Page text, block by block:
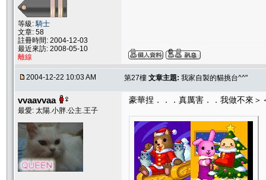
等級:騎士
文章: 58
註冊時間: 2004-12-03
最近來訪: 2008-05-10
離線
2004-12-22 10:03 AM 第27樓 文章主題: 我家自製的貓挑台^^"
vvaavvaa
最愛: 太陽.小胖.公主.王子
豪華捏．．．真厲害．．我做不來＞